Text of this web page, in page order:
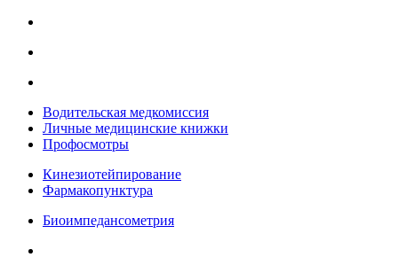
Водительская медкомиссия
Личные медицинские книжки
Профосмотры
Кинезиотейпирование
Фармакопунктура
Биоимпедансометрия